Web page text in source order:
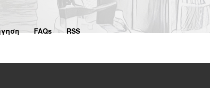
FAQs RSS